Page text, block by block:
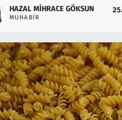
HAZAL MIHRACE GÖKSUN
MUHABIR